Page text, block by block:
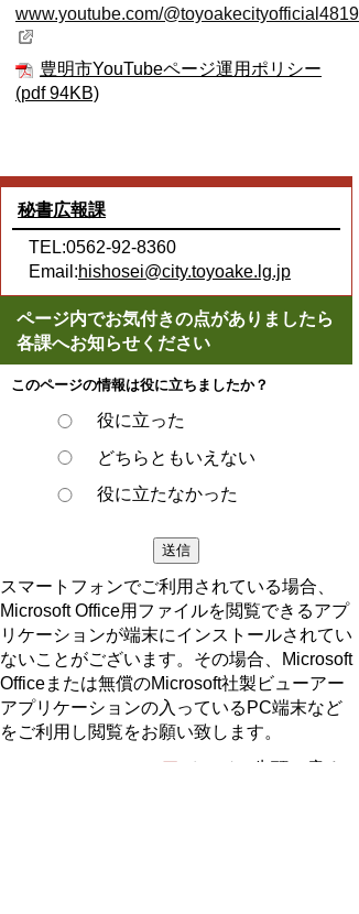
www.youtube.com/@toyoakecityofficial4819
豊明市YouTubeページ運用ポリシー
(pdf 94KB)
秘書広報課
TEL:0562-92-8360
Email:hishosei@city.toyoake.lg.jp
ページ内でお気付きの点がありましたら
各課へお知らせください
このページの情報は役に立ちましたか？
役に立った
どちらともいえない
役に立たなかった
スマートフォンでご利用されている場合、
Microsoft Office用ファイルを閲覧できるアプ
リケーションが端末にインストールされてい
ないことがございます。その場合、Microsoft
Officeまたは無償のMicrosoft社製ビューアー
アプリケーションの入っているPC端末など
をご利用し閲覧をお願い致します。
ページの先頭へ戻る